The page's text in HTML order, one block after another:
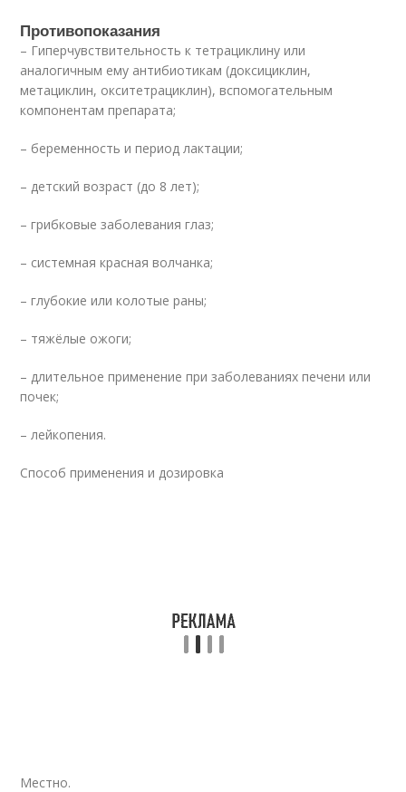
Противопоказания
– Гиперчувствительность к тетрациклину или
аналогичным ему антибиотикам (доксициклин,
метациклин, окситетрациклин), вспомогательным
компонентам препарата;
– беременность и период лактации;
– детский возраст (до 8 лет);
– грибковые заболевания глаз;
– системная красная волчанка;
– глубокие или колотые раны;
– тяжёлые ожоги;
– длительное применение при заболеваниях печени или
почек;
– лейкопения.
Способ применения и дозировка
Местно.